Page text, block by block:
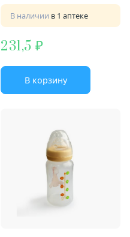
В наличии в 1 аптеке
231,5
В корзину